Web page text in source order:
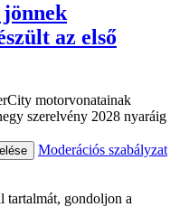
az első
motorvonatainak
szerelvény 2028 nyaráig
Moderációs szabályzat
tartalmát, gondoljon a